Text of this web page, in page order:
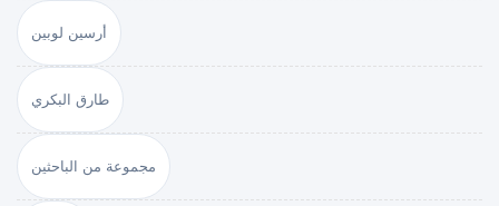
أرسين لوبين
طارق البكري
مجموعة من الباحثين